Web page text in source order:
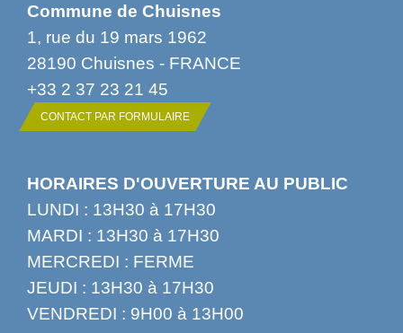
Commune de Chuisnes
1, rue du 19 mars 1962
28190 Chuisnes - FRANCE
+33 2 37 23 21 45
CONTACT PAR FORMULAIRE
HORAIRES D'OUVERTURE AU PUBLIC
LUNDI : 13H30 à 17H30
MARDI : 13H30 à 17H30
MERCREDI : FERME
JEUDI : 13H30 à 17H30
VENDREDI : 9H00 à 13H00